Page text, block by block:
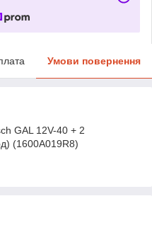
Умови повернення
GAL 12V-40 + 2
(1600A019R8)